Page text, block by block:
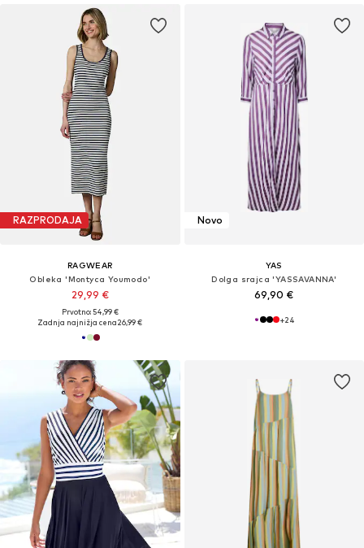
RAZPRODAJA
RAGWEAR
Obleka 'Montyca Youmodo'
29,99 €
Prvotno: 54,99 €
Zadnja najnižja cena26,99 €
Novo
YAS
Dolga srajca 'YASSAVANNA'
69,90 €
+24